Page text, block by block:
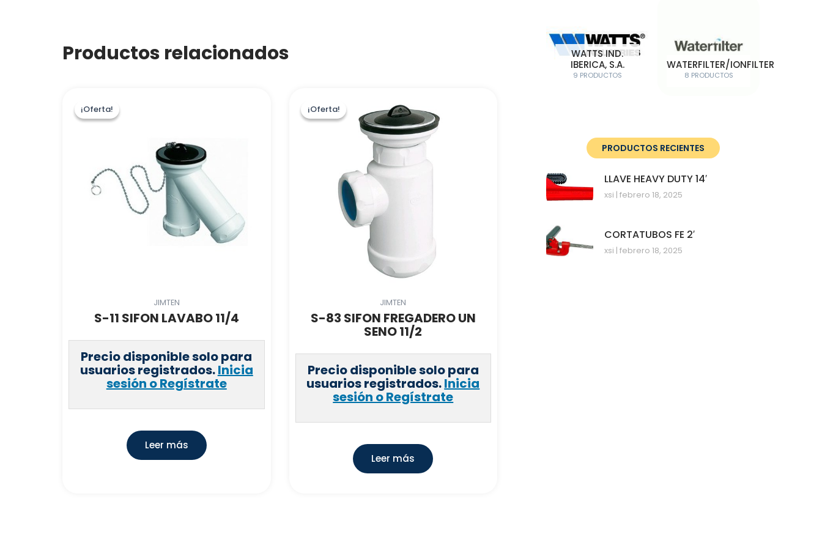
Productos relacionados
¡Oferta!
¡Oferta!
JIMTEN
S-11 SIFON LAVABO 11/4
Precio disponible solo para
usuarios registrados.Inicia
sesión o Regístrate
Leer más
¡Oferta!
¡Oferta!
JIMTEN
S-83 SIFON FREGADERO UN
SENO 11/2
Precio disponible solo para
usuarios registrados.Inicia
sesión o Regístrate
Leer más
WATTS IND.
IBERICA, S.A.
9 PRODUCTOS
WATERFILTER/IONFILTER
8 PRODUCTOS
PRODUCTOS RECIENTES
LLAVE HEAVY DUTY 14′
xsi febrero 18, 2025
CORTATUBOS FE 2′
xsi febrero 18, 2025